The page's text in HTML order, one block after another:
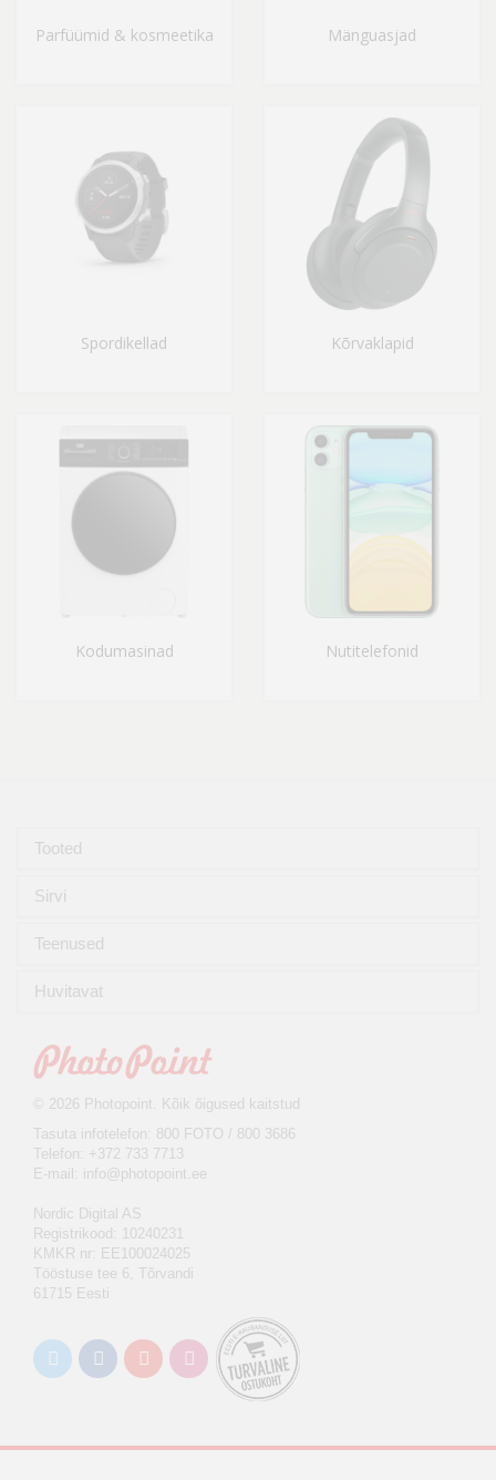
Parfüümid & kosmeetika Mänguasjad
Spordikellad Kõrvaklapid
Kodumasinad Nutitelefonid
Tooted
Sirvi
Teenused
Huvitavat
© 2026 Photopoint. Kõik õigused kaitstud
Tasuta infotelefon: 800 FOTO / 800 3686
Telefon: +372 733 7713
E-mail: info@photopoint.ee
Nordic Digital AS
Registrikood: 10240231
KMKR nr: EE100024025
Tööstuse tee 6, Tõrvandi
61715 Eesti